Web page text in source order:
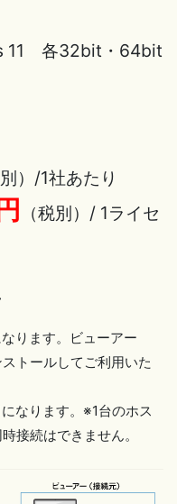
11 各32bit・64bit
）/1社あたり
（税別）/ 1ライセ
ります。ビューアー
トールしてご利用いた
なります。※1台のホス
接続はできません。